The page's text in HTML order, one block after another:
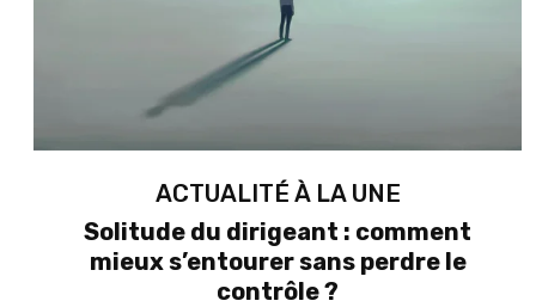
ACTUALITÉ À LA UNE
Solitude du dirigeant : comment
mieux s’entourer sans perdre le
contrôle ?